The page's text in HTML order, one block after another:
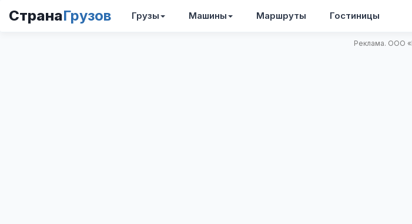
СтранаГрузов Грузы Машины Маршруты Гостиницы
Реклама. ООО